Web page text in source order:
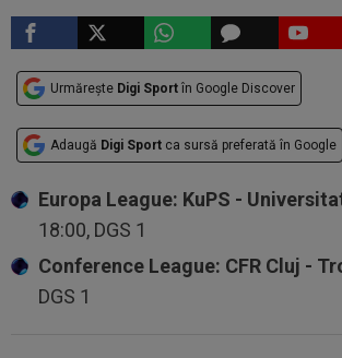
Urmărește Digi Sport în Google Discover
Adaugă Digi Sport ca sursă preferată în Google
Europa League: KuPS -
18:00, DGS 1
Conference League: CFR Cluj -
DGS 1